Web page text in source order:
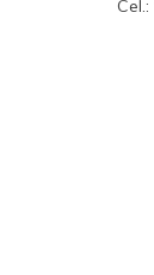
Cel.: